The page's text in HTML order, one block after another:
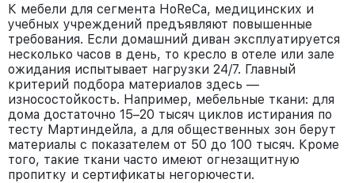
К мебели для сегмента HoReCa, медицинских и
учебных учреждений предъявляют повышенные
требования. Если домашний диван эксплуатируется
несколько часов в день, то кресло в отеле или зале
ожидания испытывает нагрузки 24/7. Главный
критерий подбора материалов здесь —
износостойкость. Например, мебельные ткани: для
дома достаточно 15–20 тысяч циклов истирания по
тесту Мартиндейла, а для общественных зон берут
материалы с показателем от 50 до 100 тысяч. Кроме
того, такие ткани часто имеют огнезащитную
пропитку и сертификаты негорючести.